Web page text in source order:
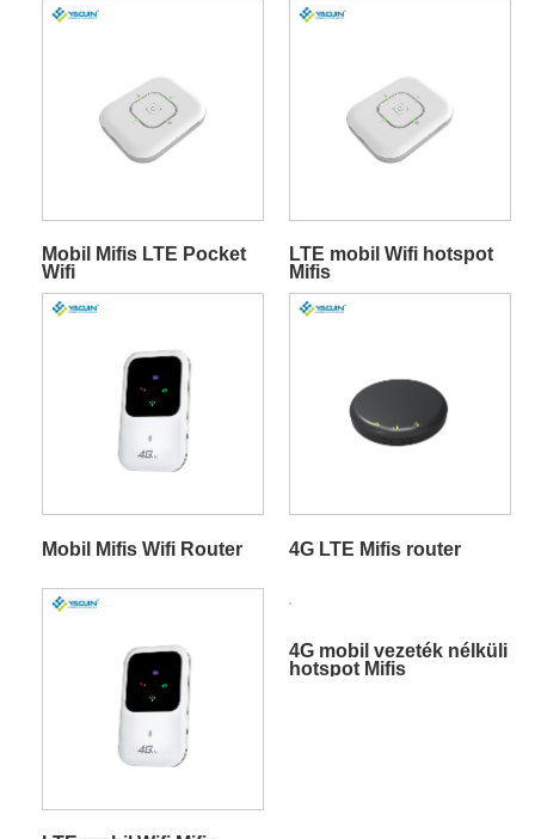
Mobil Mifis LTE Pocket
Wifi
LTE mobil Wifi hotspot
Mifis
Mobil Mifis Wifi Router 4G LTE Mifis router
4G mobil vezeték nélküli
hotspot Mifis